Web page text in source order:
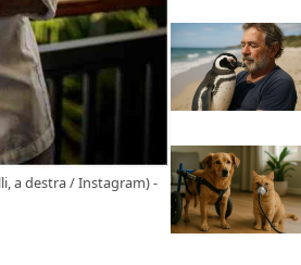
a destra / Instagram) -